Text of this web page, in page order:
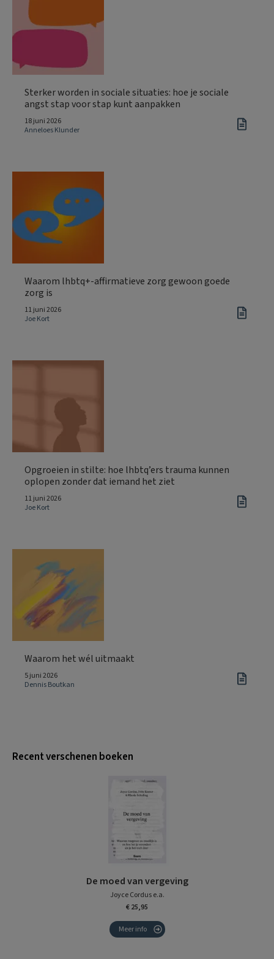
Sterker worden in sociale situaties: hoe je sociale
angst stap voor stap kunt aanpakken
18 juni 2026
Anneloes Klunder
Waarom lhbtq+-affirmatieve zorg gewoon goede
zorg is
11 juni 2026
Joe Kort
Opgroeien in stilte: hoe lhbtq’ers trauma kunnen
oplopen zonder dat iemand het ziet
11 juni 2026
Joe Kort
Waarom het wél uitmaakt
5 juni 2026
Dennis Boutkan
Recent verschenen boeken
De moed van vergeving
Joyce Cordus e.a.
€ 25,95
Meer info